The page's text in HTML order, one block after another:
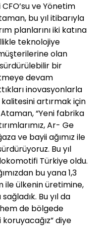
ve Yönetim
bu yıl itibarıyla
planlarını iki katına
teknolojiye
olan
bir
devam
inovasyonlarla
artırmak için
Ataman, “Yeni fabrika
Ar- Ge
ve bayii ağımız ile
Bu yıl
Türkiye oldu.
bu yana 1,3
ile ülkenin üretimine,
Bu yıl da
hem de bölgede
diye